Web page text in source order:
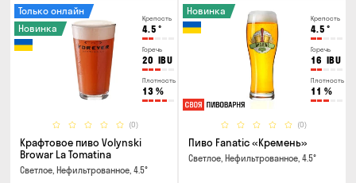
Крепость
4.5 °
Горечь
20 IBU
Плотность
13 %
(0)
Только онлайн
Новинка
Крафтовое пиво Volynski
Browar La Tomatina
Светлое, Нефильтрованное, 4.5°
Крепость
4.5 °
Горечь
16 IBU
Плотность
11 %
(0)
Новинка
Пиво Fanatic «Кремень»
Светлое, Нефильтрованное, 4.5°